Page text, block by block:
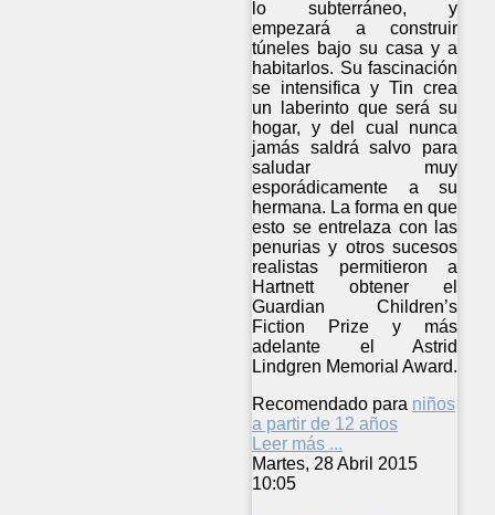
lo subterráneo, y
empezará a construir
túneles bajo su casa y a
habitarlos. Su fascinación
se intensifica y Tin crea
un laberinto que será su
hogar, y del cual nunca
jamás saldrá salvo para
saludar muy
esporádicamente a su
hermana. La forma en que
esto se entrelaza con las
penurias y otros sucesos
realistas permitieron a
Hartnett obtener el
Guardian Children’s
Fiction Prize y más
adelante el Astrid
Lindgren Memorial Award.
Recomendado para niños
a partir de 12 años
Leer más ...
Martes, 28 Abril 2015
10:05